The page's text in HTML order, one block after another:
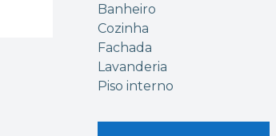
Banheiro
Cozinha
Fachada
Lavanderia
Piso interno